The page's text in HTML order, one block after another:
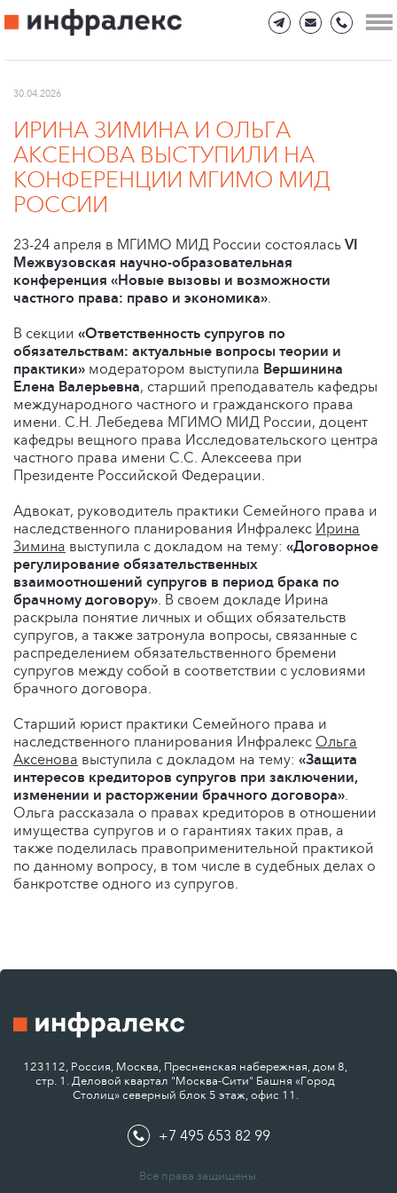
30.04.2026
ИРИНА ЗИМИНА И ОЛЬГА
АКСЕНОВА ВЫСТУПИЛИ НА
КОНФЕРЕНЦИИ МГИМО МИД
РОССИИ
23-24 апреля в МГИМО МИД России состоялась VI
Межвузовская научно-образовательная
конференция «Новые вызовы и возможности
частного права: право и экономика».
В секции «Ответственность супругов по
обязательствам: актуальные вопросы теории и
практики» модератором выступила Вершинина
Елена Валерьевна, старший преподаватель кафедры
международного частного и гражданского права
имени. С.Н. Лебедева МГИМО МИД России, доцент
кафедры вещного права Исследовательского центра
частного права имени С.С. Алексеева при
Президенте Российской Федерации.
Адвокат, руководитель практики Семейного права и
наследственного планирования Инфралекс Ирина
Зимина выступила с докладом на тему: «Договорное
регулирование обязательственных
взаимоотношений супругов в период брака по
брачному договору». В своем докладе Ирина
раскрыла понятие личных и общих обязательств
супругов, а также затронула вопросы, связанные с
распределением обязательственного бремени
супругов между собой в соответствии с условиями
брачного договора.
Старший юрист практики Семейного права и
наследственного планирования Инфралекс Ольга
Аксенова выступила с докладом на тему: «Защита
интересов кредиторов супругов при заключении,
изменении и расторжении брачного договора».
Ольга рассказала о правах кредиторов в отношении
имущества супругов и о гарантиях таких прав, а
также поделилась правоприменительной практикой
по данному вопросу, в том числе в судебных делах о
банкротстве одного из супругов.
123112, Россия, Москва, Пресненская набережная, дом 8,
стр. 1. Деловой квартал "Москва-Сити" Башня «Город
Столиц» северный блок 5 этаж, офис 11.
+7 495 653 82 99
Все права защищены.